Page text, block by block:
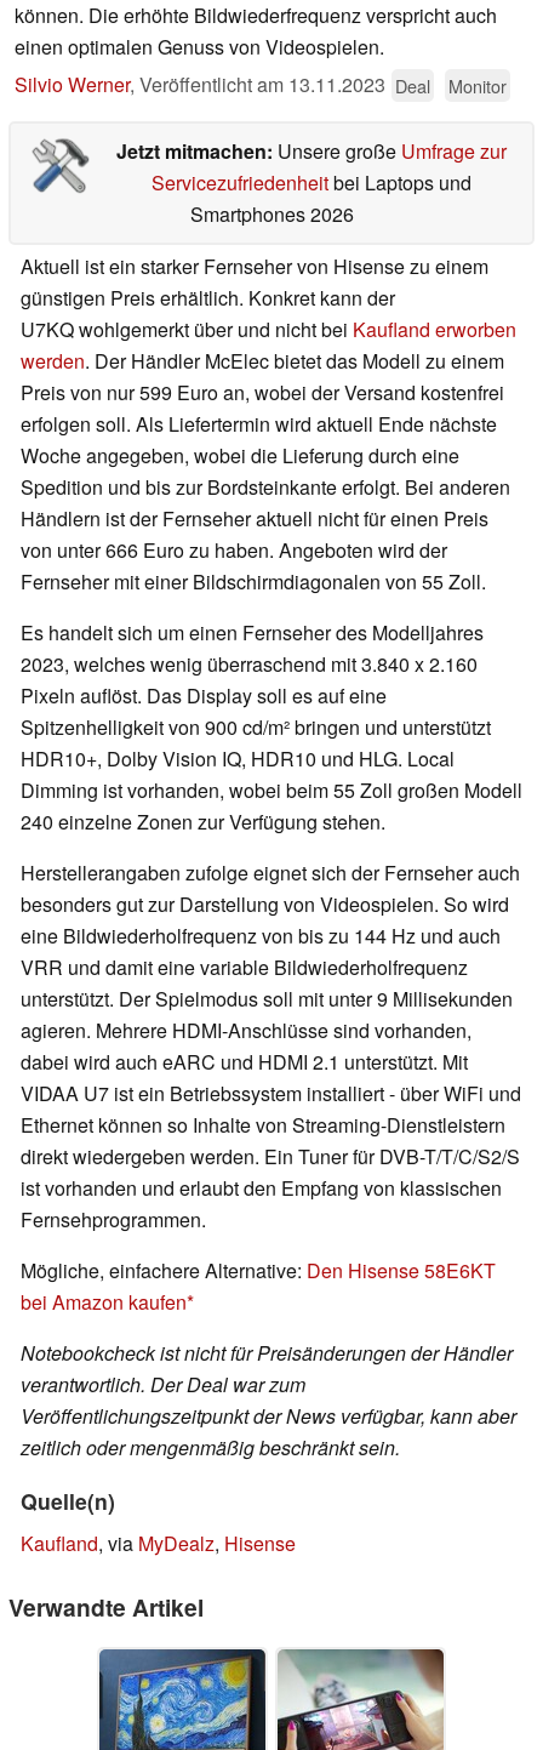
können. Die erhöhte Bildwiederfrequenz verspricht auch
einen optimalen Genuss von Videospielen.
Silvio Werner, Veröffentlicht am 13.11.2023 Deal Monitor
Jetzt mitmachen: Unsere große Umfrage zur
Servicezufriedenheitbei Laptops und
Smartphones 2026
Aktuell ist ein starker Fernseher von Hisense zu einem
günstigen Preis erhältlich. Konkret kann der
U7KQ wohlgemerkt über und nicht bei Kaufland erworben
werden. Der Händler McElec bietet das Modell zu einem
Preis von nur 599 Euro an, wobei der Versand kostenfrei
erfolgen soll. Als Liefertermin wird aktuell Ende nächste
Woche angegeben, wobei die Lieferung durch eine
Spedition und bis zur Bordsteinkante erfolgt. Bei anderen
Händlern ist der Fernseher aktuell nicht für einen Preis
von unter 666 Euro zu haben. Angeboten wird der
Fernseher mit einer Bildschirmdiagonalen von 55 Zoll.
Es handelt sich um einen Fernseher des Modelljahres
2023, welches wenig überraschend mit 3.840 x 2.160
Pixeln auflöst. Das Display soll es auf eine
Spitzenhelligkeit von 900 cd/m² bringen und unterstützt
HDR10+, Dolby Vision IQ, HDR10 und HLG. Local
Dimming ist vorhanden, wobei beim 55 Zoll großen Modell
240 einzelne Zonen zur Verfügung stehen.
Herstellerangaben zufolge eignet sich der Fernseher auch
besonders gut zur Darstellung von Videospielen. So wird
eine Bildwiederholfrequenz von bis zu 144 Hz und auch
VRR und damit eine variable Bildwiederholfrequenz
unterstützt. Der Spielmodus soll mit unter 9 Millisekunden
agieren. Mehrere HDMI-Anschlüsse sind vorhanden,
dabei wird auch eARC und HDMI 2.1 unterstützt. Mit
VIDAA U7 ist ein Betriebssystem installiert - über WiFi und
Ethernet können so Inhalte von Streaming-Dienstleistern
direkt wiedergeben werden. Ein Tuner für DVB-T/T/C/S2/S
ist vorhanden und erlaubt den Empfang von klassischen
Fernsehprogrammen.
Mögliche, einfachere Alternative: Den Hisense 58E6KT
bei Amazon kaufen
Notebookcheck ist nicht für Preisänderungen der Händler
verantwortlich. Der Deal war zum
Veröffentlichungszeitpunkt der News verfügbar, kann aber
zeitlich oder mengenmäßig beschränkt sein.
Quelle(n)
Kaufland, via MyDealz, Hisense
Verwandte Artikel